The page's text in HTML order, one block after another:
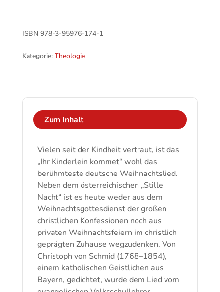
Menge
ISBN 978-3-95976-174-1
Kategorie: Theologie
Zum Inhalt
Vielen seit der Kindheit vertraut, ist das
„Ihr Kinderlein kommet“ wohl das
berühmteste deutsche Weihnachtslied.
Neben dem österreichischen „Stille
Nacht“ ist es heute weder aus dem
Weihnachtsgottesdienst der großen
christlichen Konfessionen noch aus
privaten Weihnachtsfeiern im christlich
geprägten Zuhause wegzudenken. Von
Christoph von Schmid (1768–1854),
einem katholischen Geistlichen aus
Bayern, gedichtet, wurde dem Lied vom